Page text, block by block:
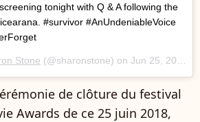
tonight with Q & A following the
#survivor #AnUndeniableVoice
Stone (@sharonstone) on Jun 25, 2018 at 10:27am PDT
de clôture du festival
Awards de ce 25 juin 2018,